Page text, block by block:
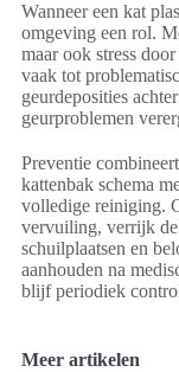
Wanneer een kat
omgeving een rol.
maar ook stress
vaak tot
geurdeposities
geurproblemen
Preventie
kattenbak schema
volledige reiniging.
vervuiling, verrijk de
schuilplaatsen en
aanhouden na
blijf periodiek
Meer artikelen